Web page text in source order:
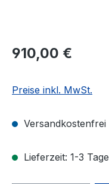
Regulärer Preis:
910,00 €
Preise inkl. MwSt.
Versandkostenfrei
Lieferzeit: 1-3 Tage